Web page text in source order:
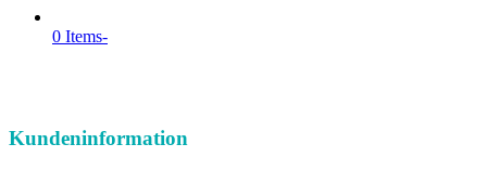
0 Items-
Kundeninformation